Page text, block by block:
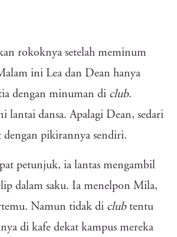
rokoknya setelah meminum
ini Lea dan Dean hanya
dengan minuman di club.
lantai dansa. Apalagi Dean, sedari
pikirannya sendiri.
petunjuk, ia lantas mengambil
dalam saku. Ia menelpon Mila,
Namun tidak di club tentu
di kafe dekat kampus mereka